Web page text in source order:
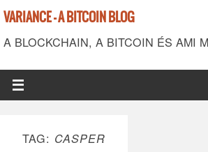
VARIANCE - A BITCOIN BLOG
A BLOCKCHAIN, A BITCOIN ÉS AMI
TAG: CASPER